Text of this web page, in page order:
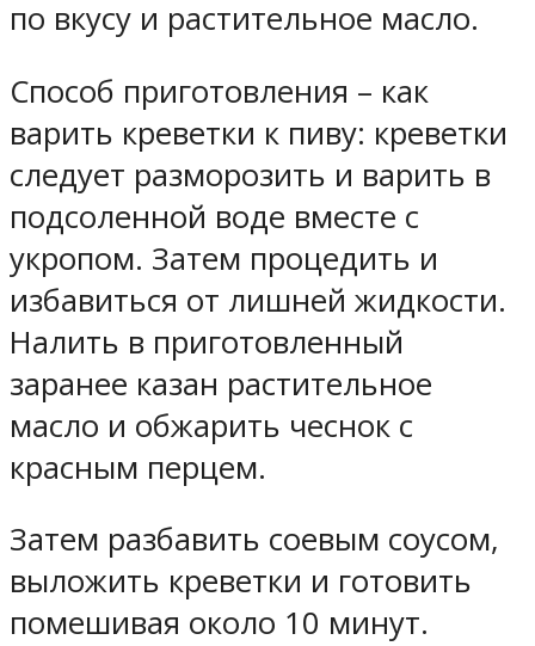
по вкусу и растительное масло.
Способ приготовления – как
варить креветки к пиву: креветки
следует разморозить и варить в
подсоленной воде вместе с
укропом. Затем процедить и
избавиться от лишней жидкости.
Налить в приготовленный
заранее казан растительное
масло и обжарить чеснок с
красным перцем.
Затем разбавить соевым соусом,
выложить креветки и готовить
помешивая около 10 минут.